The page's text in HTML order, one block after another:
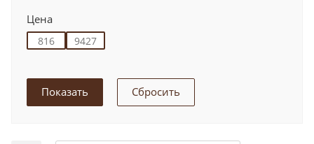
Цена
Сбросить